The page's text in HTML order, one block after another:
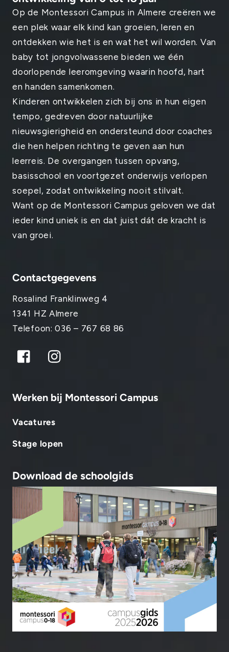
Op de Montessori Campus in Almere creëren we
een plek waar elk kind kan groeien, leren en
ontdekken wie het is en wat het wil worden. Van
baby tot jongvolwassene bieden we één
doorlopende leeromgeving waarin hoofd, hart
en handen samenkomen.
Kinderen ontwikkelen zich bij ons in hun eigen
tempo, gedreven door natuurlijke
nieuwsgierigheid en ondersteund door coaches
die hen helpen richting te geven aan hun
leerreis. De overgangen tussen opvang,
basisschool en voortgezet onderwijs verlopen
soepel, zodat ontwikkeling nooit stilvalt.
Want op de Montessori Campus geloven we dat
ieder kind uniek is en dat juist dát de kracht is
van groei.
Contactgegevens
Rosalind Franklinweg 4
1341 HZ Almere
Telefoon: 036 – 767 68 86
Facebook
Werken bij Montessori Campus
Vacatures
Stage lopen
Download de schoolgids